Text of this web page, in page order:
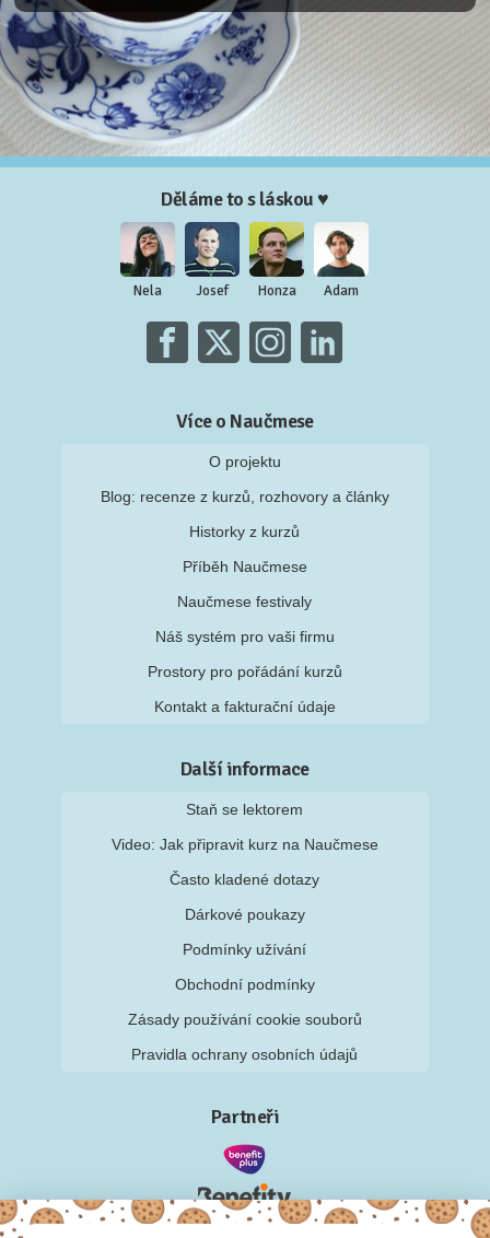
Děláme to s láskou ♥
Nela Josef Honza Adam
Více o Naučmese
O projektu
Blog: recenze z kurzů, rozhovory a články
Historky z kurzů
Příběh Naučmese
Naučmese festivaly
Náš systém pro vaši firmu
Prostory pro pořádání kurzů
Kontakt a fakturační údaje
Další informace
Staň se lektorem
Video: Jak připravit kurz na Naučmese
Často kladené dotazy
Dárkové poukazy
Podmínky užívání
Obchodní podmínky
Zásady používání cookie souborů
Pravidla ochrany osobních údajů
Partneři